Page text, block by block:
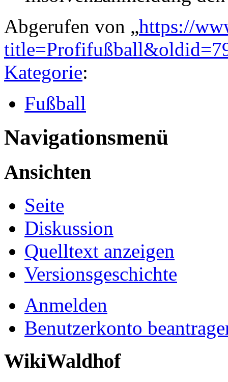
Abgerufen von „https://
Kategorie:
Fußball
Navigationsmenü
Ansichten
Seite
Diskussion
Quelltext anzeigen
Versionsgeschichte
Anmelden
Benutzerkonto
WikiWaldhof